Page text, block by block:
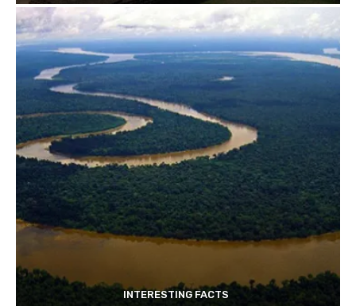
INTERESTING FACTS